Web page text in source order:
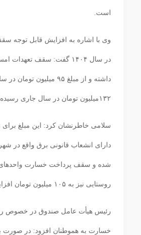
است.
وی با اشاره به افزایش قابل توجه
۱۳۲میلیون تومان در سال جاری رسیده است.
سلامی خاطرنشان کرد: این مبلغ
دارای انشعاب قانونی برق واقع در
شده و سقف پرداخت خسارت
روستایی نیز به ۱۰۵ میلیون تومان افزایش یافته است.
رئیس هیأت عامل صندوق در خصوص
خسارت به هموطنان افزود: در صورت